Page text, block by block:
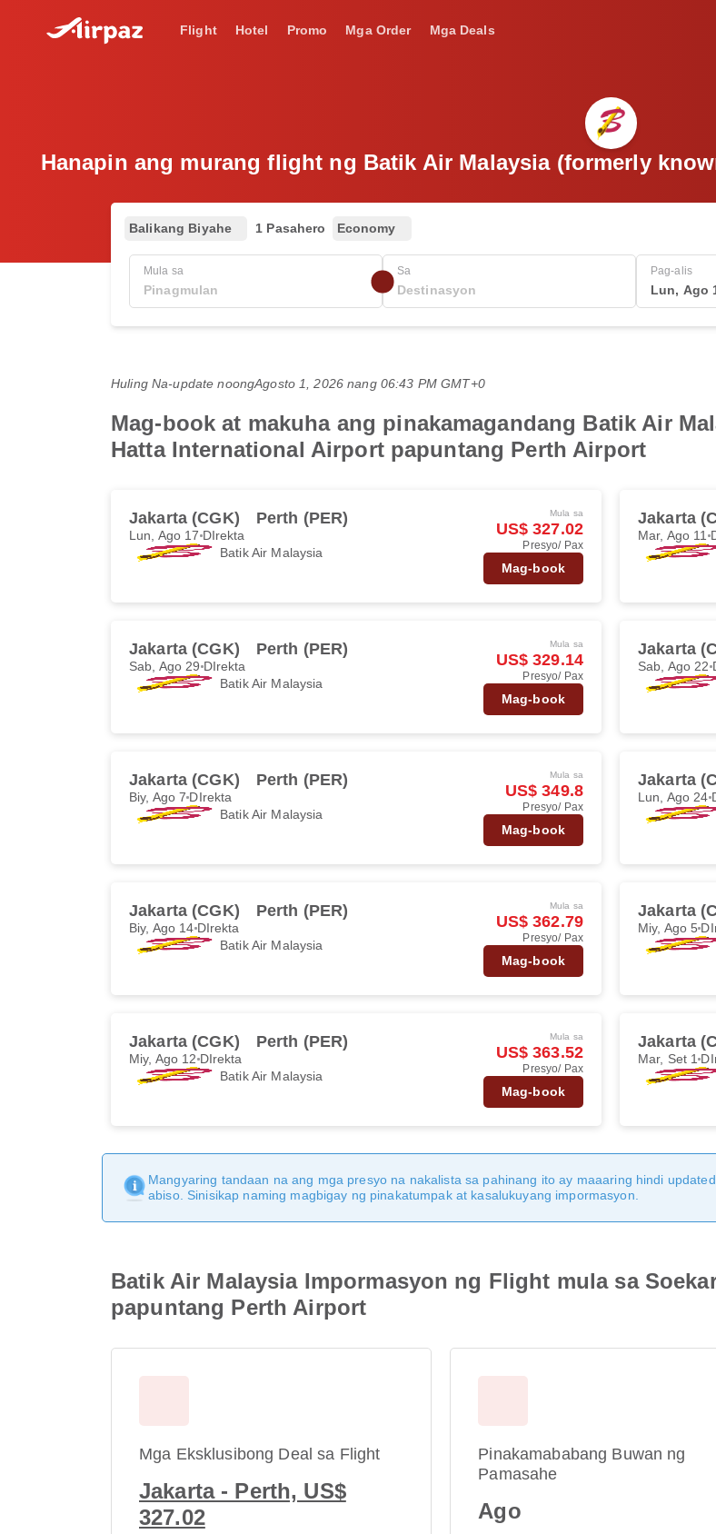
Flight Hotel Promo Mga Order Mga Deals
Hanapin ang murang flight ng Batik Air Malaysia (formerly
Balikang Biyahe 1 Pasahero Economy
Mula sa Sa Pag-alis
Lun, Ago
Huling Na-update noongAgosto 1, 2026 nang 06:43 PM GMT+0
Mag-book at makuha ang pinakamagandang Batik Air
Hatta International Airport papuntang Perth Airport
Jakarta (CGK) Perth (PER)
Lun, Ago 17 DIrekta
Batik Air Malaysia
Mula sa
US$ 327.02
Presyo/ Pax
Mag-book
Jakarta
Mar, Ago 11
Jakarta (CGK) Perth (PER)
Sab, Ago 29 DIrekta
Batik Air Malaysia
Mula sa
US$ 329.14
Presyo/ Pax
Mag-book
Jakarta
Sab, Ago 22
Jakarta (CGK) Perth (PER)
Biy, Ago 7 DIrekta
Batik Air Malaysia
Mula sa
US$ 349.8
Presyo/ Pax
Mag-book
Jakarta
Lun, Ago 24
Jakarta (CGK) Perth (PER)
Biy, Ago 14 DIrekta
Batik Air Malaysia
Mula sa
US$ 362.79
Presyo/ Pax
Mag-book
Jakarta
Miy, Ago 5
Jakarta (CGK) Perth (PER)
Miy, Ago 12 DIrekta
Batik Air Malaysia
Mula sa
US$ 363.52
Presyo/ Pax
Mag-book
Jakarta
Mar, Set 1
Mangyaring tandaan na ang mga presyo na nakalista sa pahinang ito ay maaaring hindi
abiso. Sinisikap naming magbigay ng pinakatumpak at kasalukuyang impormasyon.
Batik Air Malaysia Impormasyon ng Flight mula sa
papuntang Perth Airport
Mga Eksklusibong Deal sa Flight
Jakarta - Perth, US$
327.02
Pinakamababang Buwan ng
Pamasahe
Ago